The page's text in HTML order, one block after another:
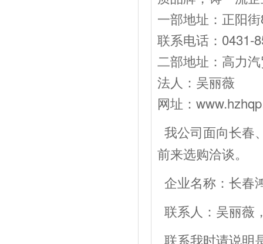
一部地址：正阳
联系电话：0431-
二部地址：高力
法人：吴丽
网址：
我公司面向长春
前来选购洽谈。
企业名称：长春
联系人：吴丽薇
联系我时请说明